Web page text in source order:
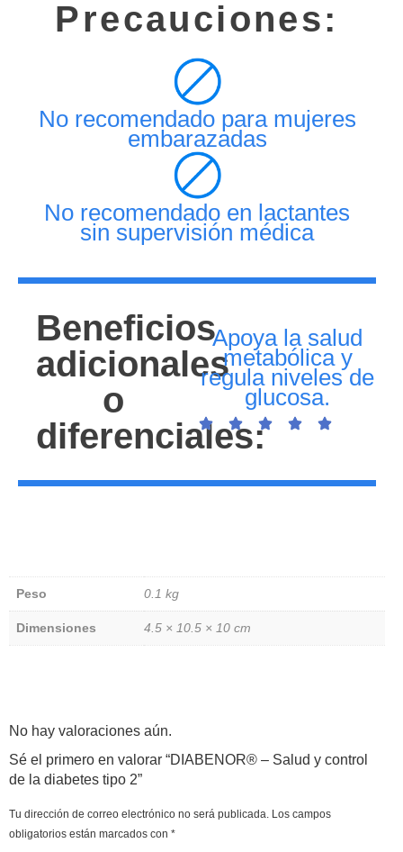
Precauciones:
No recomendado para mujeres
embarazadas
No recomendado en lactantes
sin supervisión médica
Beneficios
adicionales
o
diferenciales:
Apoya la salud
metabólica y
regula niveles de
glucosa.
Peso 0.1 kg
Dimensiones 4.5 × 10.5 × 10 cm
No hay valoraciones aún.
Sé el primero en valorar “DIABENOR® – Salud y control
de la diabetes tipo 2”
Tu dirección de correo electrónico no será publicada. Los campos
obligatorios están marcados con *